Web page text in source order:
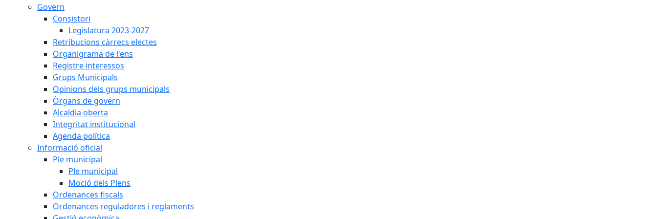
Govern
Consistori
Legislatura 2023-2027
Retribucions càrrecs electes
Organigrama de l'ens
Registre interessos
Grups Municipals
Opinions dels grups municipals
Òrgans de govern
Alcaldia oberta
Integritat institucional
Agenda política
Informació oficial
Ple municipal
Ple municipal
Moció dels Plens
Ordenances fiscals
Ordenances reguladores i reglaments